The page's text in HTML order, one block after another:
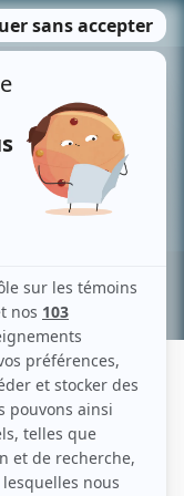
MENU
Recherche avancée »